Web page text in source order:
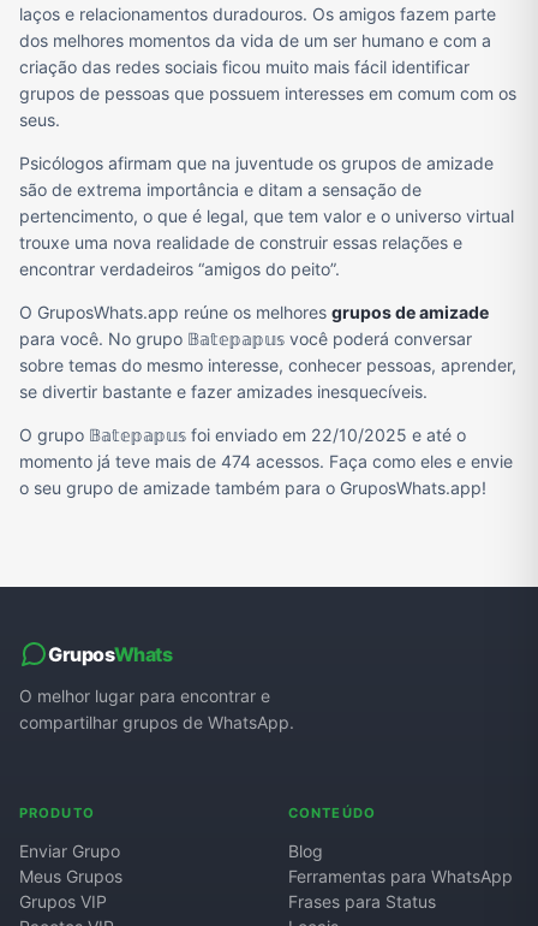
laços e relacionamentos duradouros. Os amigos fazem parte
dos melhores momentos da vida de um ser humano e com a
criação das redes sociais ficou muito mais fácil identificar
grupos de pessoas que possuem interesses em comum com os
seus.
Psicólogos afirmam que na juventude os grupos de amizade
são de extrema importância e ditam a sensação de
pertencimento, o que é legal, que tem valor e o universo virtual
trouxe uma nova realidade de construir essas relações e
encontrar verdadeiros “amigos do peito”.
O GruposWhats.app reúne os melhores grupos de amizade
para você. No grupo 𝔹𝕒𝕥𝕖𝕡𝕒𝕡𝕦𝕤 você poderá conversar
sobre temas do mesmo interesse, conhecer pessoas, aprender,
se divertir bastante e fazer amizades inesquecíveis.
O grupo 𝔹𝕒𝕥𝕖𝕡𝕒𝕡𝕦𝕤 foi enviado em 22/10/2025 e até o
momento já teve mais de 474 acessos. Faça como eles e envie
o seu grupo de amizade também para o GruposWhats.app!
GruposWhats
O melhor lugar para encontrar e
compartilhar grupos de WhatsApp.
PRODUTO
Enviar Grupo
Meus Grupos
Grupos VIP
CONTEÚDO
Blog
Ferramentas para WhatsApp
Frases para Status